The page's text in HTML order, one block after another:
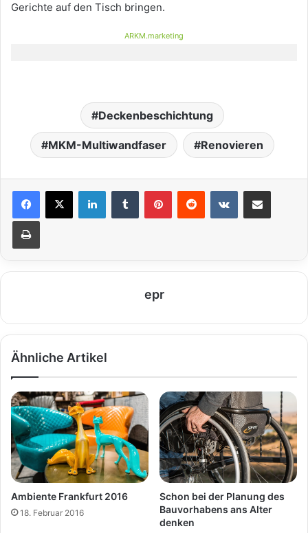
Gerichte auf den Tisch bringen.
ARKM.marketing
Deckenbeschichtung
MKM-Multiwandfaser Renovieren
epr
Ähnliche Artikel
Ambiente Frankfurt 2016
18. Februar 2016
Schon bei der Planung des
Bauvorhabens ans Alter
denken